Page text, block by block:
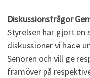
Diskussionsfrågor
Styrelsen har gjort en
diskussioner vi hade
Senoren och vill ge
framöver på